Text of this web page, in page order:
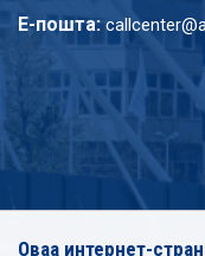
E-пошта:
Оваа интернет-